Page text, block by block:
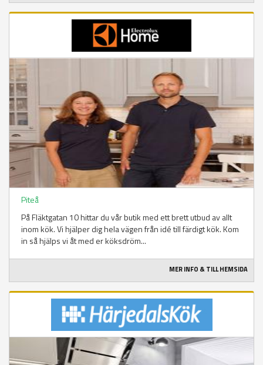
Piteå
På Fläktgatan 10 hittar du vår butik med ett brett utbud av allt
inom kök. Vi hjälper dig hela vägen från idé till färdigt kök. Kom
in så hjälps vi åt med er köksdröm...
MER INFO & TILL HEMSIDA